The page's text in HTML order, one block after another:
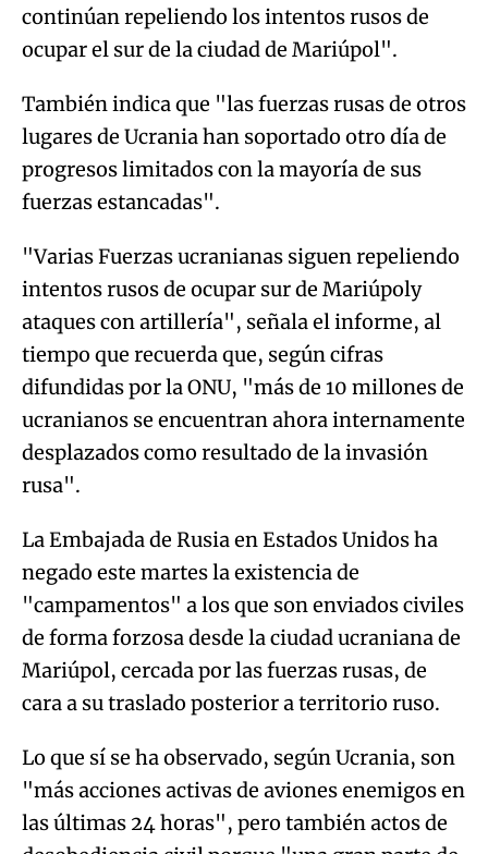
continúan repeliendo los intentos rusos de
ocupar el sur de la ciudad de Mariúpol".
También indica que "las fuerzas rusas de otros
lugares de Ucrania han soportado otro día de
progresos limitados con la mayoría de sus
fuerzas estancadas".
"Varias Fuerzas ucranianas siguen repeliendo
intentos rusos de ocupar sur de Mariúpoly
ataques con artillería", señala el informe, al
tiempo que recuerda que, según cifras
difundidas por la ONU, "más de 10 millones de
ucranianos se encuentran ahora internamente
desplazados como resultado de la invasión
rusa".
La Embajada de Rusia en Estados Unidos ha
negado este martes la existencia de
"campamentos" a los que son enviados civiles
de forma forzosa desde la ciudad ucraniana de
Mariúpol, cercada por las fuerzas rusas, de
cara a su traslado posterior a territorio ruso.
Lo que sí se ha observado, según Ucrania, son
"más acciones activas de aviones enemigos en
las últimas 24 horas", pero también actos de